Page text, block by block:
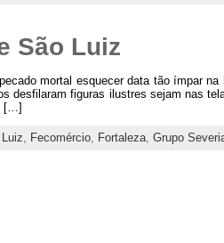
São Luiz
mortal esquecer data tão ímpar
desfilaram figuras ilustres sejam nas
[…]
, Fecomércio, Fortaleza, Grupo